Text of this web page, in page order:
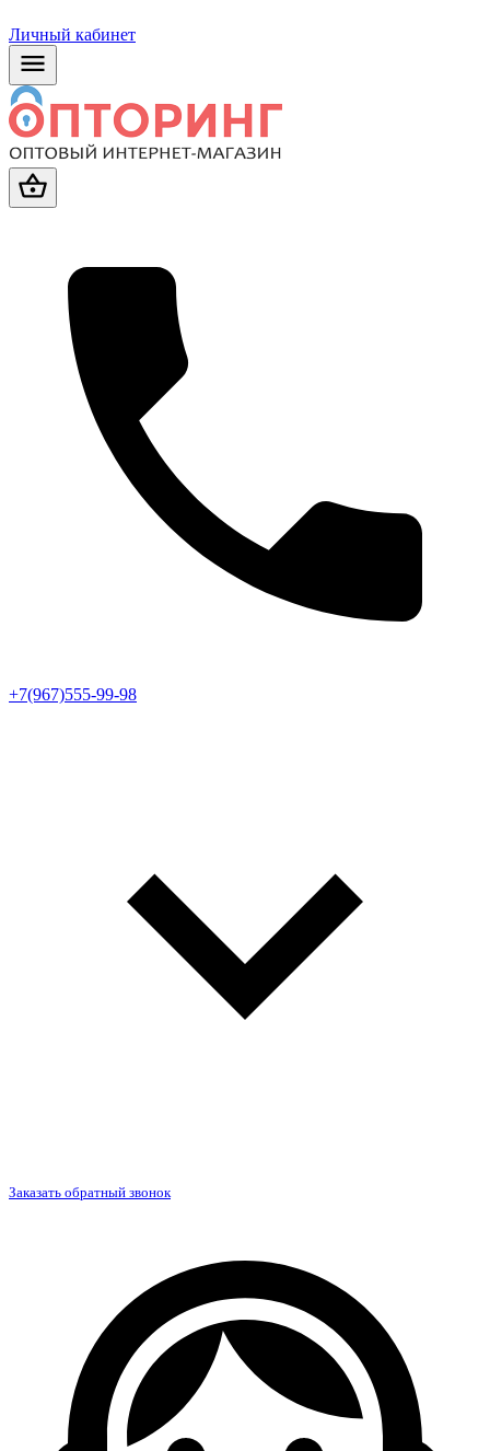
Личный кабинет
+7(967)555-99-98
Заказать обратный звонок